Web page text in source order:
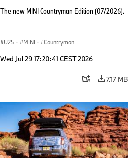
The new MINI Countryman Edition (07/2026).
U25 · MINI · Countryman
Wed Jul 29 17:20:41 CEST 2026
7.17 MB